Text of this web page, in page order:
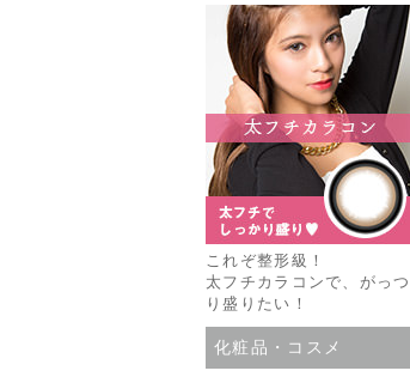
これぞ整形級！
太フチカラコンで、がっつ
り盛りたい！
化粧品・コスメ